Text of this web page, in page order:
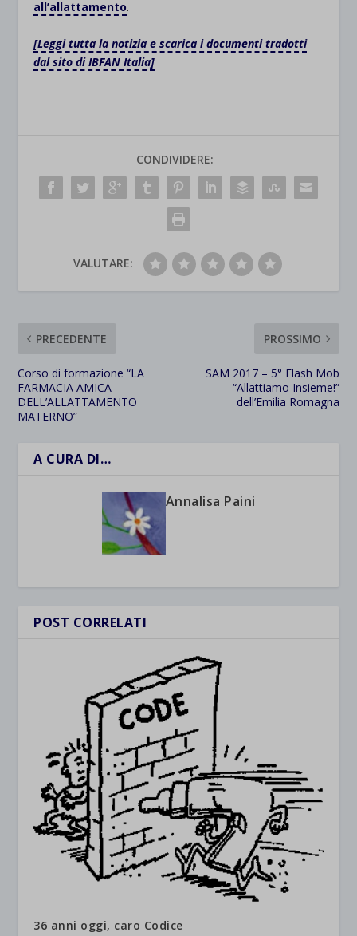
all’allattamento.
[Leggi tutta la notizia e scarica i documenti tradotti
dal sito di IBFAN Italia]
CONDIVIDERE:
VALUTARE:
PRECEDENTE
Corso di formazione “LA
FARMACIA AMICA
DELL’ALLATTAMENTO
MATERNO”
PROSSIMO
SAM 2017 – 5° Flash Mob
“Allattiamo Insieme!”
dell’Emilia Romagna
A CURA DI…
Annalisa Paini
POST CORRELATI
36 anni oggi, caro Codice